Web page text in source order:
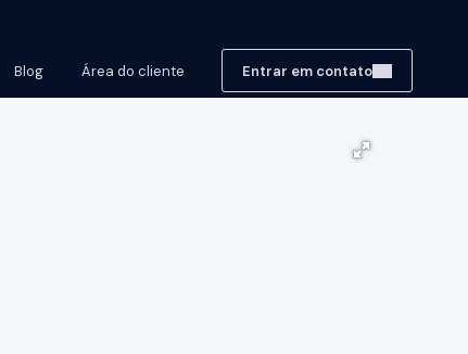
Entrar em contato
Área do cliente
Blog